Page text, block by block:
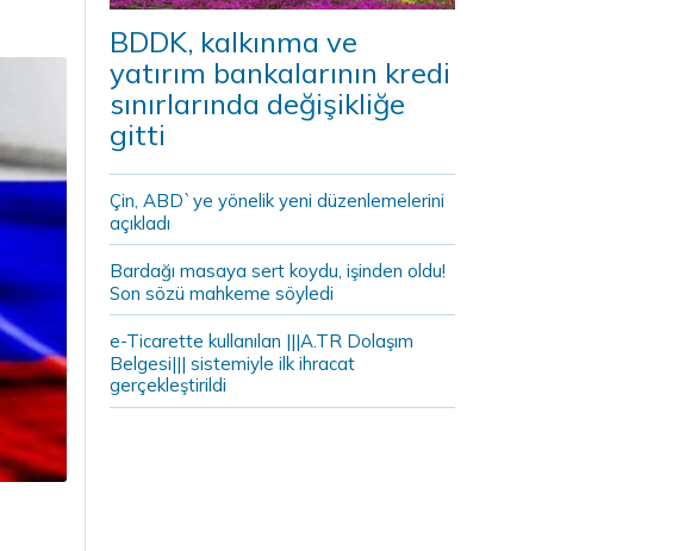
BDDK, kalkınma ve
yatırım bankalarının kredi
sınırlarında değişikliğe
gitti
Çin, ABD`ye yönelik yeni düzenlemelerini
açıkladı
Bardağı masaya sert koydu, işinden oldu!
Son sözü mahkeme söyledi
e-Ticarette kullanılan |||A.TR Dolaşım
Belgesi||| sistemiyle ilk ihracat
gerçekleştirildi